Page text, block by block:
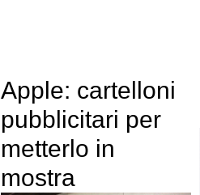
Apple: cartelloni
pubblicitari per
metterlo in
mostra